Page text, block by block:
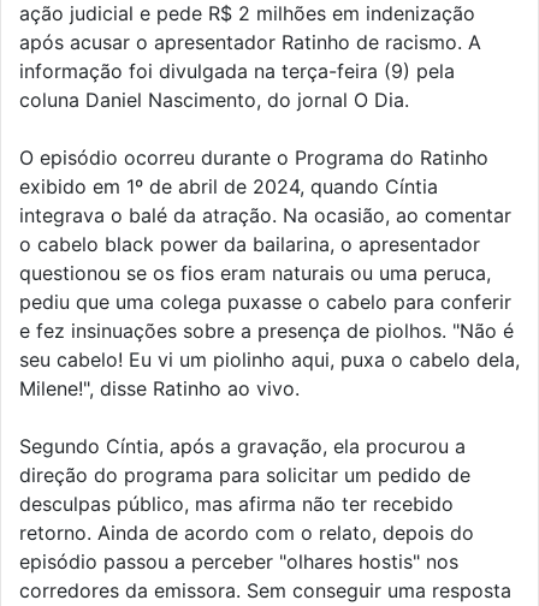
ação judicial e pede R$ 2 milhões em indenização
após acusar o apresentador Ratinho de racismo. A
informação foi divulgada na terça-feira (9) pela
coluna Daniel Nascimento, do jornal O Dia.
O episódio ocorreu durante o Programa do Ratinho
exibido em 1º de abril de 2024, quando Cíntia
integrava o balé da atração. Na ocasião, ao comentar
o cabelo black power da bailarina, o apresentador
questionou se os fios eram naturais ou uma peruca,
pediu que uma colega puxasse o cabelo para conferir
e fez insinuações sobre a presença de piolhos. "Não é
seu cabelo! Eu vi um piolinho aqui, puxa o cabelo dela,
Milene!", disse Ratinho ao vivo.
Segundo Cíntia, após a gravação, ela procurou a
direção do programa para solicitar um pedido de
desculpas público, mas afirma não ter recebido
retorno. Ainda de acordo com o relato, depois do
episódio passou a perceber "olhares hostis" nos
corredores da emissora. Sem conseguir uma resposta